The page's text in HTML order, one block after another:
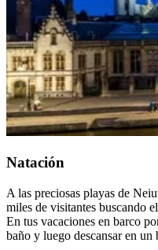
Natación
A las preciosas playas de
miles de visitantes buscando
En tus vacaciones en barco
baño y luego descansar en